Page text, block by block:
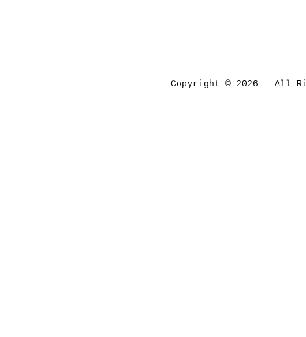
Copyright © 2026 - All